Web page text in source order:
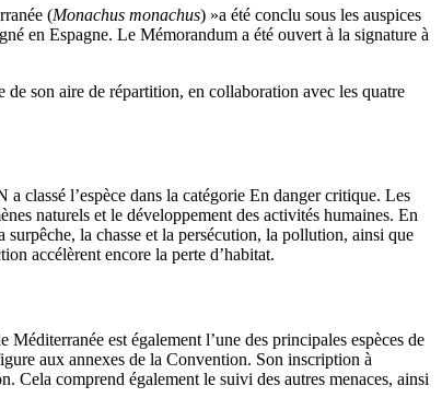
(Monachus monachus) »a été conclu sous les auspices
en Espagne. Le Mémorandum a été ouvert à la signature à
son aire de répartition, en collaboration avec les quatre
classé l’espèce dans la catégorie En danger critique. Les
naturels et le développement des activités humaines. En
la chasse et la persécution, la pollution, ainsi que
accélèrent encore la perte d’habitat.
est également l’une des principales espèces de
aux annexes de la Convention. Son inscription à
Cela comprend également le suivi des autres menaces, ainsi